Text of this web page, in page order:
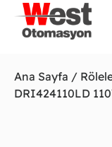
Ana Sayfa /
DRI424110LD